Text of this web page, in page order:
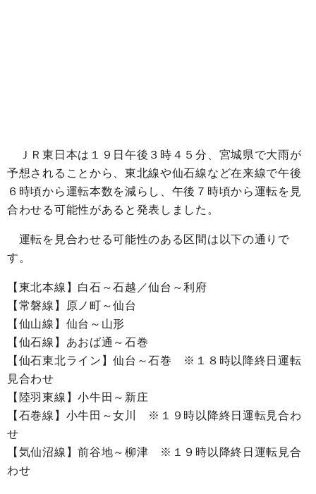
ＪＲ東日本は１９日午後３時４５分、宮城県で大雨が
予想されることから、東北線や仙石線など在来線で午後
６時頃から運転本数を減らし、午後７時頃から運転を見
合わせる可能性があると発表しました。
運転を見合わせる可能性のある区間は以下の通りで
す。
【東北本線】白石～石越／仙台～利府
【常磐線】原ノ町～仙台
【仙山線】仙台～山形
【仙石線】あおば通～石巻
【仙石東北ライン】仙台～石巻 ※１８時以降終日運転
見合わせ
【陸羽東線】小牛田～新庄
【石巻線】小牛田～女川 ※１９時以降終日運転見合わ
せ
【気仙沼線】前谷地～柳津 ※１９時以降終日運転見合
わせ